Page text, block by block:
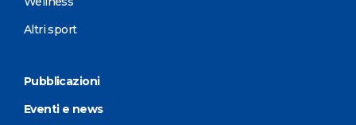
Altri sport
Pubblicazioni
Eventi e news